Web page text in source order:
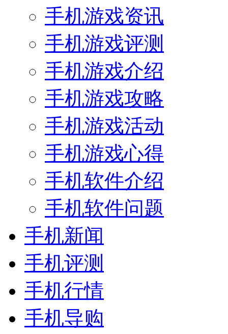
手机游戏资讯
手机游戏评测
手机游戏介绍
手机游戏攻略
手机游戏活动
手机游戏心得
手机软件介绍
手机软件问题
手机新闻
手机评测
手机行情
手机导购